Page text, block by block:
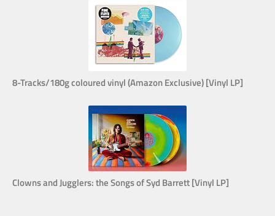
8-Tracks/180g coloured vinyl (Amazon Exclusive) [Vinyl LP]
Clowns and Jugglers: the Songs of Syd Barrett [Vinyl LP]